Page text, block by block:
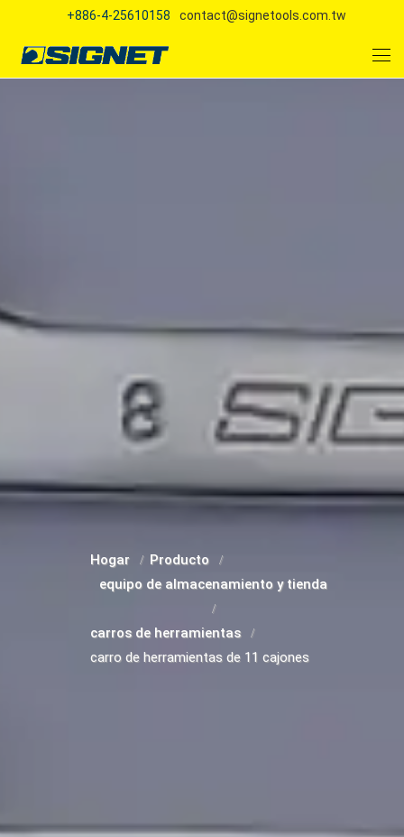
+886-4-25610158 contact@signetools.com.tw
Hogar
Producto
equipo de almacenamiento y tienda
carros de herramientas
carro de herramientas de 11 cajones